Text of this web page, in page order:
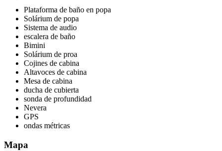
Plataforma de baño en popa
Solárium de popa
Sistema de audio
escalera de baño
Bimini
Solárium de proa
Cojines de cabina
Altavoces de cabina
Mesa de cabina
ducha de cubierta
sonda de profundidad
Nevera
GPS
ondas métricas
Mapa